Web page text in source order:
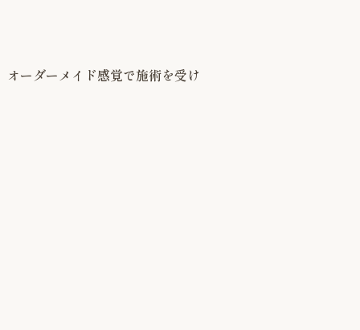
ーダーメイド感覚で施術を受け